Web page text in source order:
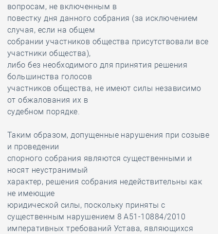
вопросам, не включенным в
повестку дня данного собрания (за исключением
случая, если на общем
собрании участников общества присутствовали все
участники общества),
либо без необходимого для принятия решения
большинства голосов
участников общества, не имеют силы независимо
от обжалования их в
судебном порядке.
Таким образом, допущенные нарушения при созыве
и проведении
спорного собрания являются существенными и
носят неустранимый
характер, решения собрания недействительны как
не имеющие
юридической силы, поскольку приняты с
существенным нарушением 8 А51-10884/2010
императивных требований Устава, являющихся